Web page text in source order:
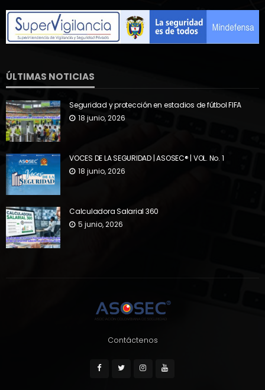
ÚLTIMAS NOTICIAS
Seguridad y protección en estadios de fútbol FIFA
18 junio, 2026
VOCES DE LA SEGURIDAD | ASOSEC® | VOL. No. 1
18 junio, 2026
Calculadora Salarial 360
5 junio, 2026
Contáctenos